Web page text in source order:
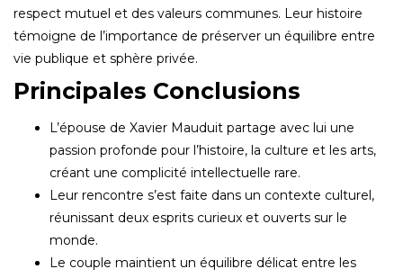
respect mutuel et des valeurs communes. Leur histoire
témoigne de l’importance de préserver un équilibre entre
vie publique et sphère privée.
Principales Conclusions
L’épouse de Xavier Mauduit partage avec lui une
passion profonde pour l’histoire, la culture et les arts,
créant une complicité intellectuelle rare.
Leur rencontre s’est faite dans un contexte culturel,
réunissant deux esprits curieux et ouverts sur le
monde.
Le couple maintient un équilibre délicat entre les